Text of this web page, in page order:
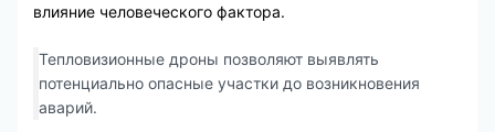
влияние человеческого фактора.
Тепловизионные дроны позволяют выявлять
потенциально опасные участки до возникновения
аварий.